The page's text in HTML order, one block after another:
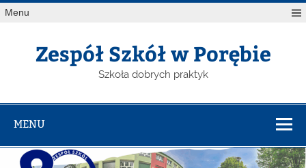
Menu
Zespół Szkół w Porębie
Szkoła dobrych praktyk
MENU